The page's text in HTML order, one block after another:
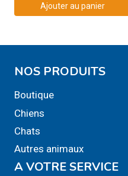
Ajouter au panier
NOS PRODUITS
Boutique
Chiens
Chats
Autres animaux
A VOTRE SERVICE